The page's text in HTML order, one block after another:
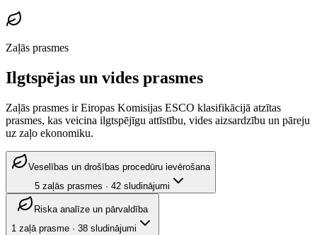
Zaļās prasmes
Ilgtspējas un vides prasmes
Zaļās prasmes ir Eiropas Komisijas ESCO klasifikācijā atzītas
prasmes, kas veicina ilgtspējīgu attīstību, vides aizsardzību un pāreju
uz zaļo ekonomiku.
Veselības un drošības procedūru ievērošana
5 zaļās prasmes · 42 sludinājumi
Riska analīze un pārvaldība
1 zaļā prasme · 38 sludinājumi